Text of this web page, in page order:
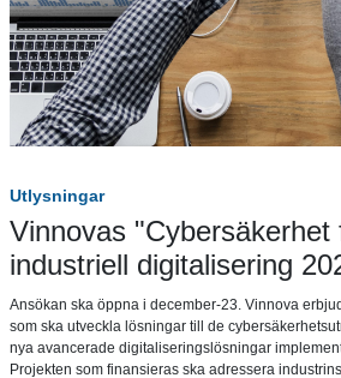
Utlysningar
Vinnovas "Cybersäkerhet
industriell digitalisering
Ansökan ska öppna i december-23. Vinnova
som ska utveckla lösningar till de
nya avancerade digitaliseringslösningar
Projekten som finansieras ska adressera